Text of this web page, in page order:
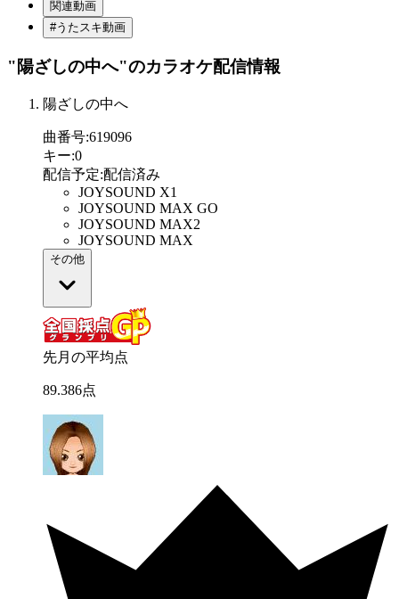
関連動画
#うたスキ動画
"陽ざしの中へ"のカラオケ配信情報
陽ざしの中へ
曲番号:619096
キー:0
配信予定:配信済み
JOYSOUND X1
JOYSOUND MAX GO
JOYSOUND MAX2
JOYSOUND MAX
その他
先月の平均点
89.386点